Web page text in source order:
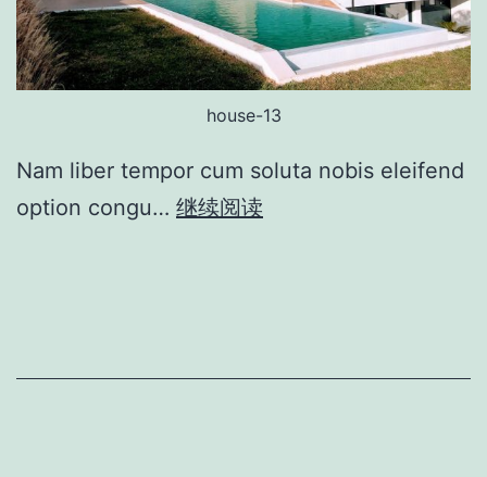
house-13
Nam liber tempor cum soluta nobis eleifend
option congu… 继续阅读